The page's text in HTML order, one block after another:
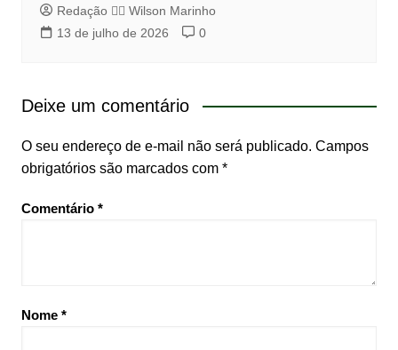
Redação 👨‍⚖️​ Wilson Marinho
13 de julho de 2026
0
Deixe um comentário
O seu endereço de e-mail não será publicado. Campos
obrigatórios são marcados com *
Comentário *
Nome *